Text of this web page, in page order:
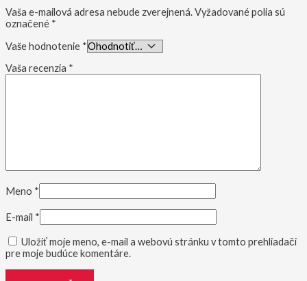
Vaša e-mailová adresa nebude zverejnená.Vyžadované polia sú
označené *
Vaše hodnotenie *
Vaša recenzia *
Meno *
E-mail *
Uložiť moje meno, e-mail a webovú stránku v tomto prehliadači
pre moje budúce komentáre.